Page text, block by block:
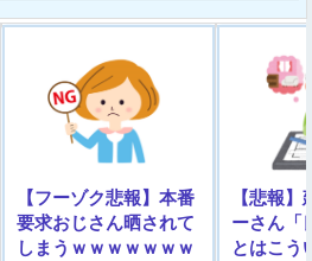
【フーゾク悲報】本番
要求おじさん晒されて
しまうｗｗｗｗｗｗｗ
【悲報
ーさん「
とはこ